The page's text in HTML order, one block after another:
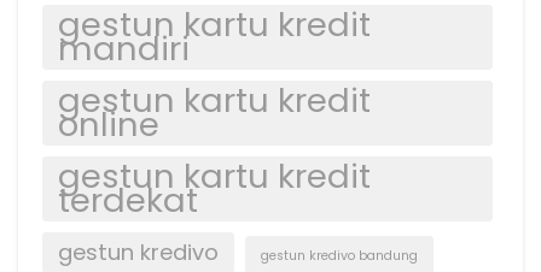
gestun kartu kredit
mandiri
gestun kartu kredit
online
gestun kartu kredit
terdekat
gestun kredivo gestun kredivo bandung